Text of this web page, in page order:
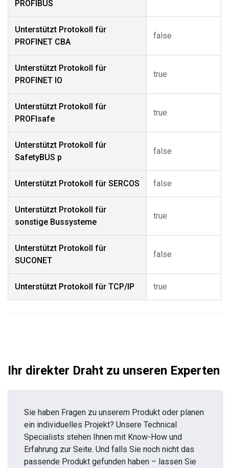
PROFIBUS
Unterstützt Protokoll für
PROFINET CBA
false
Unterstützt Protokoll für
PROFINET IO
true
Unterstützt Protokoll für
PROFIsafe
true
Unterstützt Protokoll für
SafetyBUS p
false
Unterstützt Protokoll für SERCOS false
Unterstützt Protokoll für
sonstige Bussysteme
true
Unterstützt Protokoll für
SUCONET
false
Unterstützt Protokoll für TCP/IP true
Ihr direkter Draht zu unseren Experten
Sie haben Fragen zu unserem Produkt oder planen
ein individuelles Projekt? Unsere Technical
Specialists stehen Ihnen mit Know-How und
Erfahrung zur Seite. Und falls Sie noch nicht das
passende Produkt gefunden haben – lassen Sie